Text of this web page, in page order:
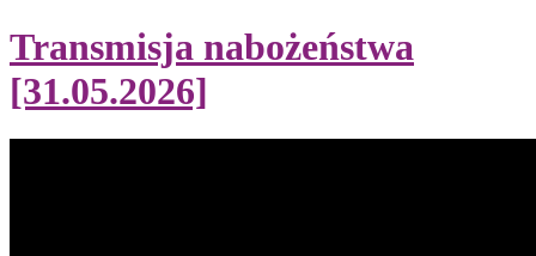
Transmisja nabożeństwa
[31.05.2026]